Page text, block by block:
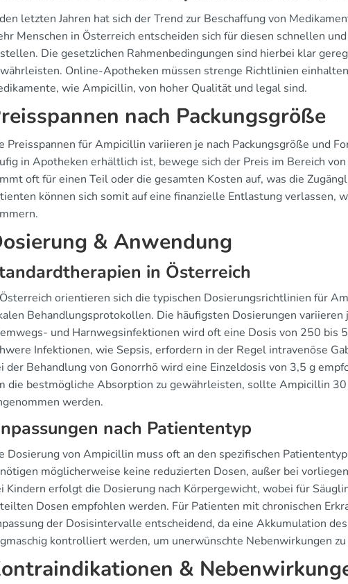
letzten Jahren hat sich der Trend zur Beschaffung von
Menschen in Österreich entscheiden sich für diesen schnellen
Die gesetzlichen Rahmenbedingungen sind hierbei klar
Online-Apotheken müssen strenge Richtlinien
wie Ampicillin, von hoher Qualität und legal sind.
nach Packungsgröße
Preisspannen für Ampicillin variieren je nach Packungsgröße und
in Apotheken erhältlich ist, bewege sich der Preis im Bereich
oft für einen Teil oder die gesamten Kosten auf, was die
können sich somit auf eine finanzielle Entlastung verlassen,
& Anwendung
in Österreich
orientieren sich die typischen Dosierungsrichtlinien für
Behandlungsprotokollen. Die häufigsten Dosierungen
und Harnwegsinfektionen wird oft eine Dosis von 250 bis
Infektionen, wie Sepsis, erfordern in der Regel intravenöse
der Behandlung von Gonorrhö wird eine Einzeldosis von 3,5 g
die bestmögliche Absorption zu gewährleisten, sollte Ampicillin
werden.
nach Patiententyp
Dosierung von Ampicillin muss oft an den spezifischen
möglicherweise keine reduzierten Dosen, außer bei
Kindern erfolgt die Dosierung nach Körpergewicht, wobei für
Dosen empfohlen werden. Für Patienten mit chronischen
der Dosisintervalle entscheidend, da eine Akkumulation
kontrolliert werden, um unerwünschte Nebenwirkungen
&